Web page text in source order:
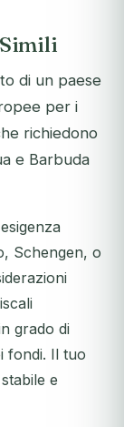
di un paese
per i
richiedono
e Barbuda
Schengen, o
grado di
fondi. Il tuo
e